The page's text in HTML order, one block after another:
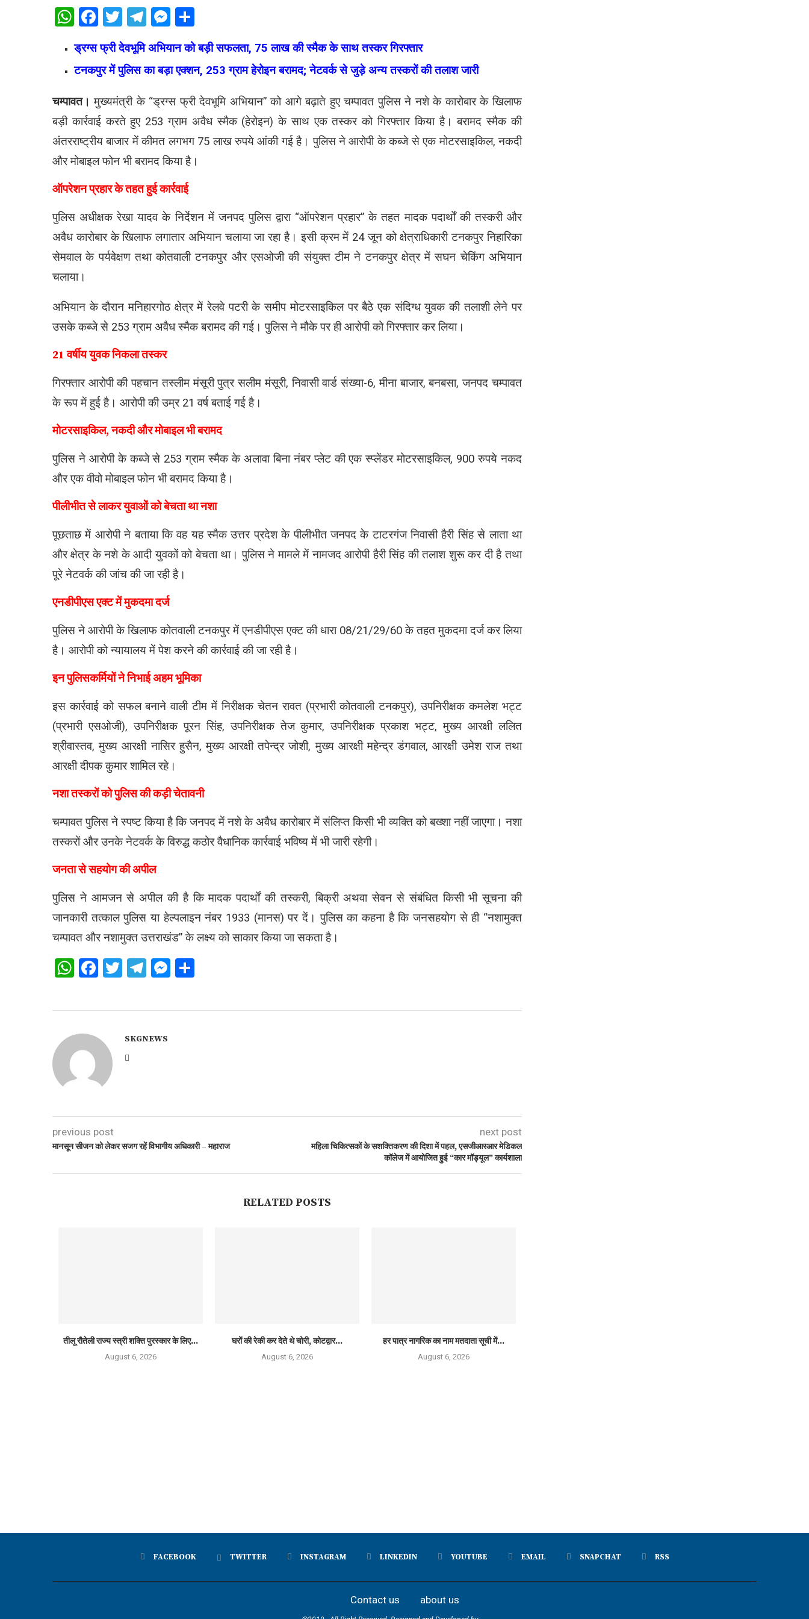
WhatsApp
Facebook
Twitter
Telegram
Messenger
ड्रग्स फ्री देवभूमि अभियान को बड़ी सफलता, 75 लाख की स्मैक के साथ तस्कर गिरफ्तार
टनकपुर में पुलिस का बड़ा एक्शन, 253 ग्राम हेरोइन बरामद; नेटवर्क से जुड़े अन्य तस्करों की तलाश जारी
चम्पावत। मुख्यमंत्री के “ड्रग्स फ्री देवभूमि अभियान” को आगे बढ़ाते हुए चम्पावत पुलिस ने नशे के कारोबार के खिलाफ
बड़ी कार्रवाई करते हुए 253 ग्राम अवैध स्मैक (हेरोइन) के साथ एक तस्कर को गिरफ्तार किया है। बरामद स्मैक की
अंतरराष्ट्रीय बाजार में कीमत लगभग 75 लाख रुपये आंकी गई है। पुलिस ने आरोपी के कब्जे से एक मोटरसाइकिल, नकदी
और मोबाइल फोन भी बरामद किया है।
ऑपरेशन प्रहार के तहत हुई कार्रवाई
पुलिस अधीक्षक रेखा यादव के निर्देशन में जनपद पुलिस द्वारा “ऑपरेशन प्रहार” के तहत मादक पदार्थों की तस्करी और
अवैध कारोबार के खिलाफ लगातार अभियान चलाया जा रहा है। इसी क्रम में 24 जून को क्षेत्राधिकारी टनकपुर निहारिका
सेमवाल के पर्यवेक्षण तथा कोतवाली टनकपुर और एसओजी की संयुक्त टीम ने टनकपुर क्षेत्र में सघन चेकिंग अभियान
चलाया।
अभियान के दौरान मनिहारगोठ क्षेत्र में रेलवे पटरी के समीप मोटरसाइकिल पर बैठे एक संदिग्ध युवक की तलाशी लेने पर
उसके कब्जे से 253 ग्राम अवैध स्मैक बरामद की गई। पुलिस ने मौके पर ही आरोपी को गिरफ्तार कर लिया।
21 वर्षीय युवक निकला तस्कर
गिरफ्तार आरोपी की पहचान तस्लीम मंसूरी पुत्र सलीम मंसूरी, निवासी वार्ड संख्या-6, मीना बाजार, बनबसा, जनपद चम्पावत
के रूप में हुई है। आरोपी की उम्र 21 वर्ष बताई गई है।
मोटरसाइकिल, नकदी और मोबाइल भी बरामद
पुलिस ने आरोपी के कब्जे से 253 ग्राम स्मैक के अलावा बिना नंबर प्लेट की एक स्प्लेंडर मोटरसाइकिल, 900 रुपये नकद
और एक वीवो मोबाइल फोन भी बरामद किया है।
पीलीभीत से लाकर युवाओं को बेचता था नशा
पूछताछ में आरोपी ने बताया कि वह यह स्मैक उत्तर प्रदेश के पीलीभीत जनपद के टाटरगंज निवासी हैरी सिंह से लाता था
और क्षेत्र के नशे के आदी युवकों को बेचता था। पुलिस ने मामले में नामजद आरोपी हैरी सिंह की तलाश शुरू कर दी है तथा
पूरे नेटवर्क की जांच की जा रही है।
एनडीपीएस एक्ट में मुकदमा दर्ज
पुलिस ने आरोपी के खिलाफ कोतवाली टनकपुर में एनडीपीएस एक्ट की धारा 08/21/29/60 के तहत मुकदमा दर्ज कर लिया
है। आरोपी को न्यायालय में पेश करने की कार्रवाई की जा रही है।
इन पुलिसकर्मियों ने निभाई अहम भूमिका
इस कार्रवाई को सफल बनाने वाली टीम में निरीक्षक चेतन रावत (प्रभारी कोतवाली टनकपुर), उपनिरीक्षक कमलेश भट्ट
(प्रभारी एसओजी), उपनिरीक्षक पूरन सिंह, उपनिरीक्षक तेज कुमार, उपनिरीक्षक प्रकाश भट्ट, मुख्य आरक्षी ललित
श्रीवास्तव, मुख्य आरक्षी नासिर हुसैन, मुख्य आरक्षी तपेन्द्र जोशी, मुख्य आरक्षी महेन्द्र डंगवाल, आरक्षी उमेश राज तथा
आरक्षी दीपक कुमार शामिल रहे।
नशा तस्करों को पुलिस की कड़ी चेतावनी
चम्पावत पुलिस ने स्पष्ट किया है कि जनपद में नशे के अवैध कारोबार में संलिप्त किसी भी व्यक्ति को बख्शा नहीं जाएगा। नशा
तस्करों और उनके नेटवर्क के विरुद्ध कठोर वैधानिक कार्रवाई भविष्य में भी जारी रहेगी।
जनता से सहयोग की अपील
पुलिस ने आमजन से अपील की है कि मादक पदार्थों की तस्करी, बिक्री अथवा सेवन से संबंधित किसी भी सूचना की
जानकारी तत्काल पुलिस या हेल्पलाइन नंबर 1933 (मानस) पर दें। पुलिस का कहना है कि जनसहयोग से ही “नशामुक्त
चम्पावत और नशामुक्त उत्तराखंड” के लक्ष्य को साकार किया जा सकता है।
WhatsApp
Facebook
Twitter
Telegram
Messenger
SKGNEWS
previous post
मानसून सीजन को लेकर सजग रहें विभागीय अधिकारी – महाराज
next post
महिला चिकित्सकों के सशक्तिकरण की दिशा में पहल, एसजीआरआर मेडिकल
कॉलेज में आयोजित हुई “कार मॉड्यूल” कार्यशाला
RELATED POSTS
तीलू रौतेली राज्य स्त्री शक्ति पुरस्कार के लिए...
August 6, 2026
घरों की रेकी कर देते थे चोरी, कोटद्वार...
August 6, 2026
हर पात्र नागरिक का नाम मतदाता सूची में...
August 6, 2026
FACEBOOK TWITTER INSTAGRAM LINKEDIN YOUTUBE EMAIL SNAPCHAT RSS
Contact us about us